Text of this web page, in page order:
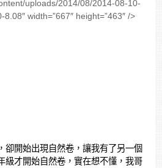
uploads/2014/08/2014-08-10-
width=”667″ height=”463″ />
卻開始出現自然卷，讓我有了另一個
級才開始自然卷，實在想不懂，我哥